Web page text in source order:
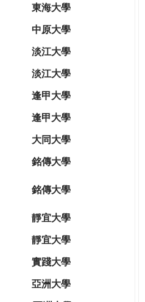
東海大學
中原大學
淡江大學
淡江大學
逢甲大學
逢甲大學
大同大學
銘傳大學
銘傳大學
靜宜大學
靜宜大學
實踐大學
亞洲大學